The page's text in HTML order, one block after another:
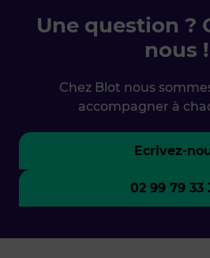
Une question ?
nous !
Chez Blot nous
accompagner à
Ecrivez-
02 99 79 33